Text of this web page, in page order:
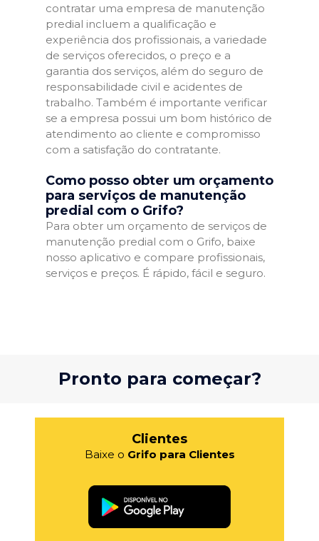
contratar uma empresa de manutenção
predial incluem a qualificação e
experiência dos profissionais, a variedade
de serviços oferecidos, o preço e a
garantia dos serviços, além do seguro de
responsabilidade civil e acidentes de
trabalho. Também é importante verificar
se a empresa possui um bom histórico de
atendimento ao cliente e compromisso
com a satisfação do contratante.
Como posso obter um orçamento
para serviços de manutenção
predial com o Grifo?
Para obter um orçamento de serviços de
manutenção predial com o Grifo, baixe
nosso aplicativo e compare profissionais,
serviços e preços. É rápido, fácil e seguro.
Pronto para começar?
Clientes
Baixe o Grifo para Clientes